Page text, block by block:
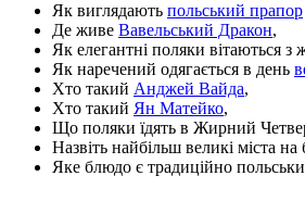
Як виглядають польський прапор
Де живе Вавельський Дракон,
Як елегантні поляки вітаються з
Як наречений одягається в день
Хто такий Анджей Вайда,
Хто такий Ян Матейко,
Що поляки їдять в Жирний
Назвіть найбільш великі міста
Яке блюдо є традиційно